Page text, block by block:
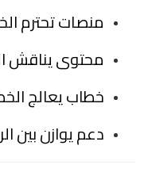
منصات تحترم
محتوى يناقش
خطاب يعالج
دعم يوازن بين